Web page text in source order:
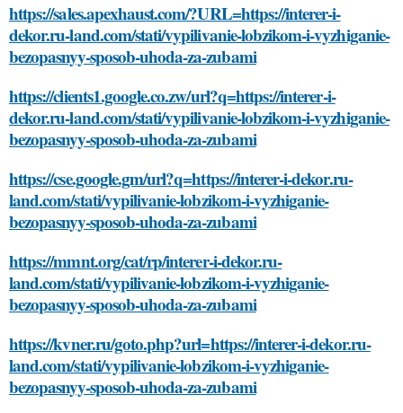
https://sales.apexhaust.com/?URL=https://interer-i-
dekor.ru-land.com/stati/vypilivanie-lobzikom-i-vyzhiganie-
bezopasnyy-sposob-uhoda-za-zubami
https://clients1.google.co.zw/url?q=https://interer-i-
dekor.ru-land.com/stati/vypilivanie-lobzikom-i-vyzhiganie-
bezopasnyy-sposob-uhoda-za-zubami
https://cse.google.gm/url?q=https://interer-i-dekor.ru-
land.com/stati/vypilivanie-lobzikom-i-vyzhiganie-
bezopasnyy-sposob-uhoda-za-zubami
https://mmnt.org/cat/rp/interer-i-dekor.ru-
land.com/stati/vypilivanie-lobzikom-i-vyzhiganie-
bezopasnyy-sposob-uhoda-za-zubami
https://kvner.ru/goto.php?url=https://interer-i-dekor.ru-
land.com/stati/vypilivanie-lobzikom-i-vyzhiganie-
bezopasnyy-sposob-uhoda-za-zubami